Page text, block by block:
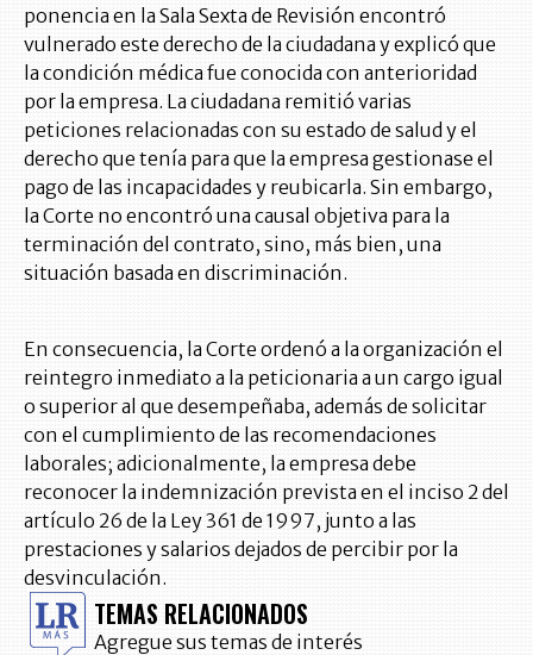
ponencia en la Sala Sexta de Revisión encontró
vulnerado este derecho de la ciudadana y explicó que
la condición médica fue conocida con anterioridad
por la empresa. La ciudadana remitió varias
peticiones relacionadas con su estado de salud y el
derecho que tenía para que la empresa gestionase el
pago de las incapacidades y reubicarla. Sin embargo,
la Corte no encontró una causal objetiva para la
terminación del contrato, sino, más bien, una
situación basada en discriminación.
En consecuencia, la Corte ordenó a la organización el
reintegro inmediato a la peticionaria a un cargo igual
o superior al que desempeñaba, además de solicitar
con el cumplimiento de las recomendaciones
laborales; adicionalmente, la empresa debe
reconocer la indemnización prevista en el inciso 2 del
artículo 26 de la Ley 361 de 1997, junto a las
prestaciones y salarios dejados de percibir por la
desvinculación.
TEMAS RELACIONADOS
Agregue sus temas de interés